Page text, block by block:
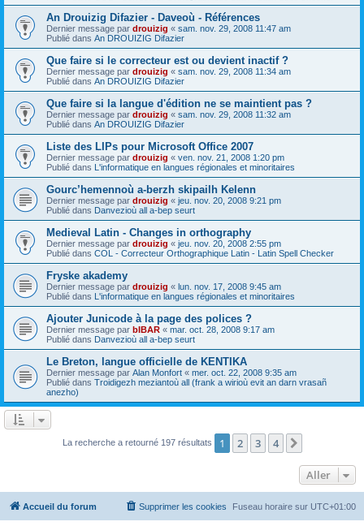
An Drouizig Difazier - Daveoù - Références
Dernier message par drouizig « sam. nov. 29, 2008 11:47 am
Publié dans An DROUIZIG Difazier
Que faire si le correcteur est ou devient inactif ?
Dernier message par drouizig « sam. nov. 29, 2008 11:34 am
Publié dans An DROUIZIG Difazier
Que faire si la langue d'édition ne se maintient pas ?
Dernier message par drouizig « sam. nov. 29, 2008 11:32 am
Publié dans An DROUIZIG Difazier
Liste des LIPs pour Microsoft Office 2007
Dernier message par drouizig « ven. nov. 21, 2008 1:20 pm
Publié dans L'informatique en langues régionales et minoritaires
Gourc’hemennoù a-berzh skipailh Kelenn
Dernier message par drouizig « jeu. nov. 20, 2008 9:21 pm
Publié dans Danvezioù all a-bep seurt
Medieval Latin - Changes in orthography
Dernier message par drouizig « jeu. nov. 20, 2008 2:55 pm
Publié dans COL - Correcteur Orthographique Latin - Latin Spell Checker
Fryske akademy
Dernier message par drouizig « lun. nov. 17, 2008 9:45 am
Publié dans L'informatique en langues régionales et minoritaires
Ajouter Junicode à la page des polices ?
Dernier message par bIBAR « mar. oct. 28, 2008 9:17 am
Publié dans Danvezioù all a-bep seurt
Le Breton, langue officielle de KENTIKA
Dernier message par Alan Monfort « mer. oct. 22, 2008 9:35 am
Publié dans Troidigezh meziantoù all (frank a wirioù evit an darn vrasañ
anezho)
La recherche a retourné 197 résultats 1 2 3 4
Aller
Accueil du forum Fuseau horaire sur UTC+01:00
Supprimer les cookies